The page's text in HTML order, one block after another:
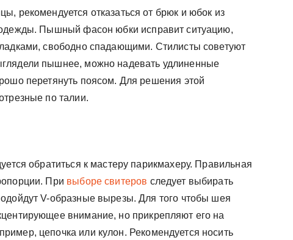
рекомендуется отказаться от брюк и юбок из
Пышный фасон юбки исправит ситуацию,
свободно спадающими. Стилисты советуют
пышнее, можно надевать удлиненные
перетянуть поясом. Для решения этой
по талии.
обратиться к мастеру парикмахеру. Правильная
При выборе свитеров следует выбирать
V-образные вырезы. Для того чтобы шея
внимание, но прикрепляют его на
цепочка или кулон. Рекомендуется носить